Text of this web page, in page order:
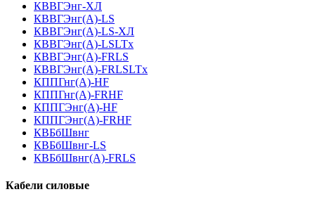
КВВГЭнг-ХЛ
КВВГЭнг(А)-LS
КВВГЭнг(А)-LS-ХЛ
КВВГЭнг(А)-LSLTx
КВВГЭнг(А)-FRLS
КВВГЭнг(А)-FRLSLTx
КППГнг(А)-HF
КППГнг(А)-FRHF
КППГЭнг(А)-HF
КППГЭнг(А)-FRHF
КВБбШвнг
КВБбШвнг-LS
КВБбШвнг(А)-FRLS
Кабели силовые